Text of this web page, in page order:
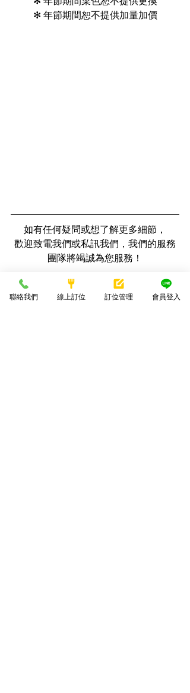
✻ 年節期間恕不提供加量加價
如有任何疑問或想了解更多細節，
歡迎致電我們或私訊我們，我們的服務
團隊將竭誠為您服務！
【潮港城國際美食館】
營業時間：11:30-20:40
聯絡我們 線上訂位 訂位管理 會員登入